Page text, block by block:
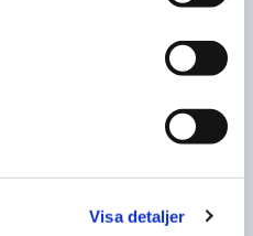
Visa detaljer